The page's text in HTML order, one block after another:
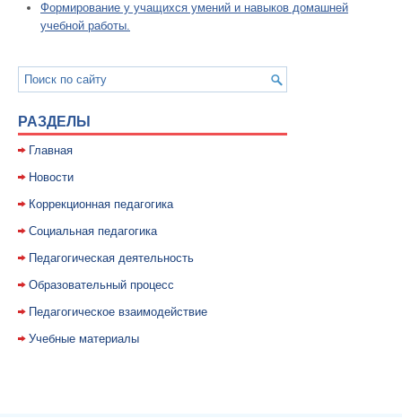
Формирование у учащихся умений и навыков домашней
учебной работы.
РАЗДЕЛЫ
Главная
Новости
Коррекционная педагогика
Социальная педагогика
Педагогическая деятельность
Образовательный процесс
Педагогическое взаимодействие
Учебные материалы